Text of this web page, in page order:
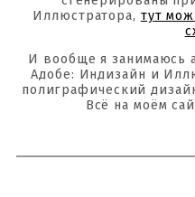
Иллюстратора, тут
И вообще я занимаюсь
Адобе: Индизайн и
полиграфический
Всё на моём